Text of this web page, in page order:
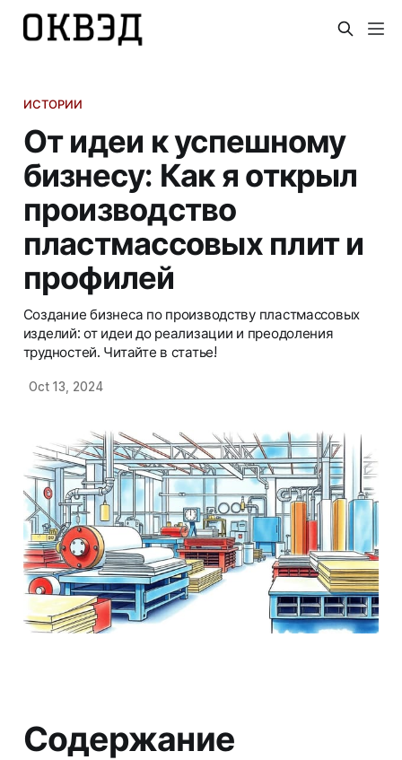
ИСТОРИИ
От идеи к успешному
бизнесу: Как я открыл
производство
пластмассовых плит и
профилей
Создание бизнеса по производству пластмассовых
изделий: от идеи до реализации и преодоления
трудностей. Читайте в статье!
Oct 13, 2024
Содержание